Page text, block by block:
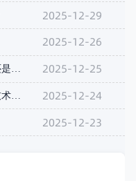
2025-12-29
2025-12-26
2025-12-25
2025-12-24
2025-12-23